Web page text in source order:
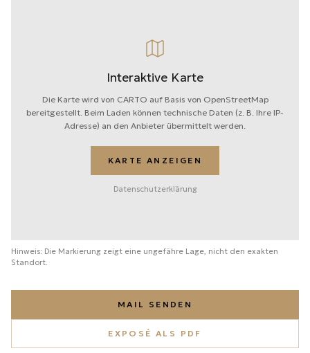
Interaktive Karte
Die Karte wird von CARTO auf Basis von OpenStreetMap
bereitgestellt. Beim Laden können technische Daten (z. B. Ihre IP-
Adresse) an den Anbieter übermittelt werden.
KARTE ANZEIGEN
Datenschutzerklärung
Hinweis: Die Markierung zeigt eine ungefähre Lage, nicht den exakten
Standort.
MAIL SENDEN
EXPOSÉ ALS PDF